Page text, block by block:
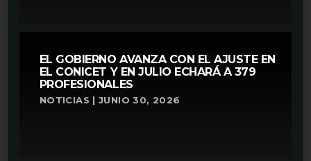
EL GOBIERNO AVANZA CON EL AJUSTE EN
EL CONICET Y EN JULIO ECHARÁ A 379
PROFESIONALES
NOTICIAS | JUNIO 30, 2026